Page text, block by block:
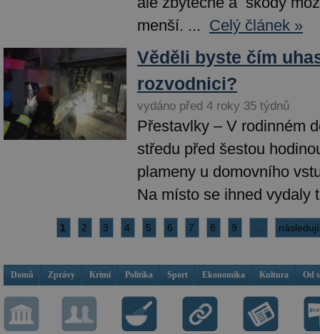
menší. ... Celý článek »
Věděli byste čím
rozvodnici?
vydáno před 4 roky 35 týdnů
Přestavlky – V rodinném
středu před šestou
plameny u domovního
Na místo se ihned vydaly
1 2 3 4 5 6 7 8 9
Domů Zprávy Krimi Politika Sport Ekonomika Kultura Od